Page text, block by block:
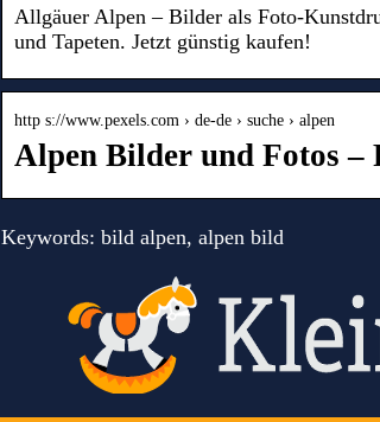
Allgäuer Alpen – Bilder als Foto-
und Tapeten. Jetzt günstig kaufen!
http s://www.pexels.com › de-de › suche › alpen
Alpen Bilder und Fotos –
Keywords: bild alpen, alpen bild